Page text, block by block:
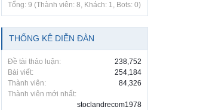
Tổng: 9 (Thành viên: 8, Khách: 1, Bots: 0)
THỐNG KÊ DIỄN ĐÀN
Đề tài thảo luận:
238,752
Bài viết:
254,184
Thành viên:
84,326
Thành viên mới nhất:
stoclandrecom1978